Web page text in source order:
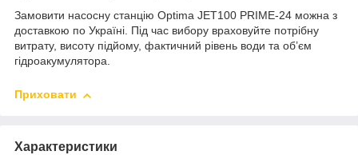
Замовити насосну станцію Optima JET100 PRIME-24 можна з
доставкою по Україні. Під час вибору враховуйте потрібну
витрату, висоту підйому, фактичний рівень води та об’єм
гідроакумулятора.
Приховати
Характеристики